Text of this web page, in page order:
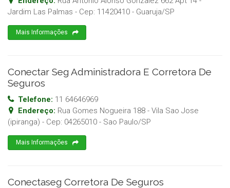
Jardim Las Palmas - Cep: 11420410 - Guaruja/SP
Mais Informações
Conectar Seg Administradora E Corretora De
Seguros
Telefone: 11 64646969
Endereço: Rua Gomes Nogueira 188 - Vila Sao Jose
(ipiranga) - Cep: 04265010 - Sao Paulo/SP
Mais Informações
Conectaseg Corretora De Seguros